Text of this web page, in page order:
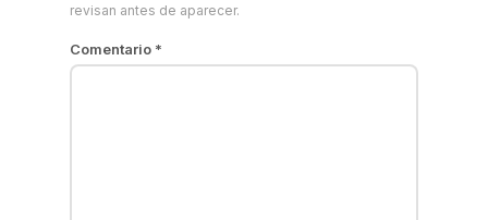
revisan antes de aparecer.
Comentario *